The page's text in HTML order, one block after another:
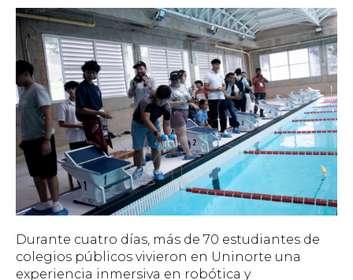
Durante cuatro días, más de 70 estudiantes de
colegios públicos vivieron en Uninorte una
experiencia inmersiva en robótica y